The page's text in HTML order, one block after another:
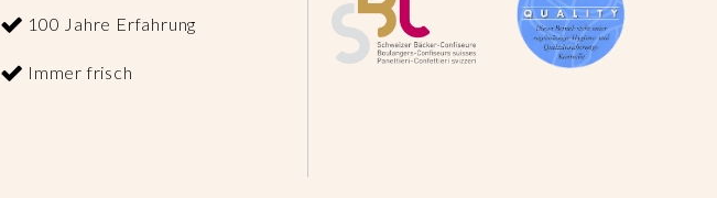
100 Jahre Erfahrung
Immer frisch